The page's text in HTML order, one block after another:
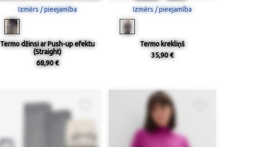
Izmērs / pieejamība
Termo džinsi ar Push-up efektu
(Straight)
68,90 €
Izmērs / pieejamība
Termo krekliņš
35,90 €